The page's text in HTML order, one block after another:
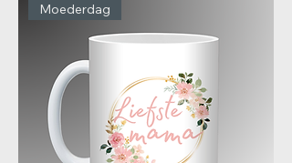
Moederdag